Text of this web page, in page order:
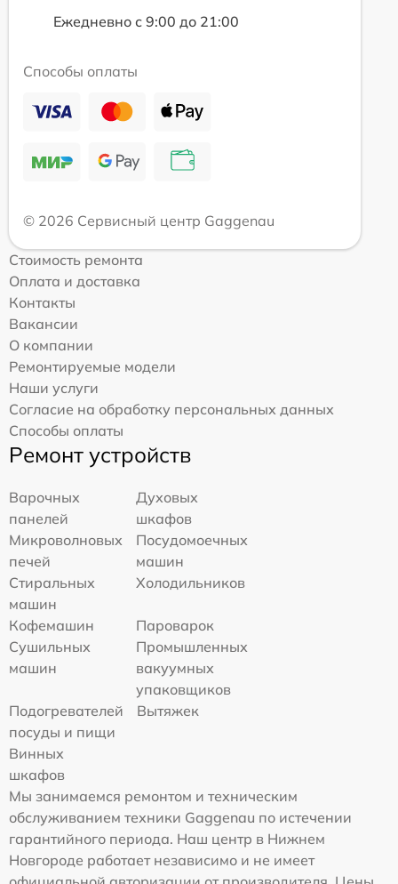
Ежедневно с 9:00 до 21:00
Способы оплаты
© 2026 Сервисный центр Gaggenau
Стоимость ремонта
Оплата и доставка
Контакты
Вакансии
О компании
Ремонтируемые модели
Наши услуги
Согласие на обработку персональных данных
Способы оплаты
Ремонт устройств
Варочных
панелей
Духовых
шкафов
Микроволновых
печей
Посудомоечных
машин
Стиральных
машин
Холодильников
Кофемашин
Пароварок
Сушильных
машин
Промышленных
вакуумных
упаковщиков
Подогревателей
посуды и пищи
Вытяжек
Винных
шкафов
Мы занимаемся ремонтом и техническим
обслуживанием техники Gaggenau по истечении
гарантийного периода. Наш центр в Нижнем
Новгороде работает независимо и не имеет